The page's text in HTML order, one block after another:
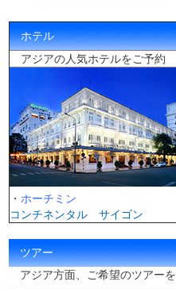
ホテル
アジアの人気ホテルをご予約
・ ホーチミン
コンチネンタル サイゴン
ツアー
アジア方面、ご希望のツアー